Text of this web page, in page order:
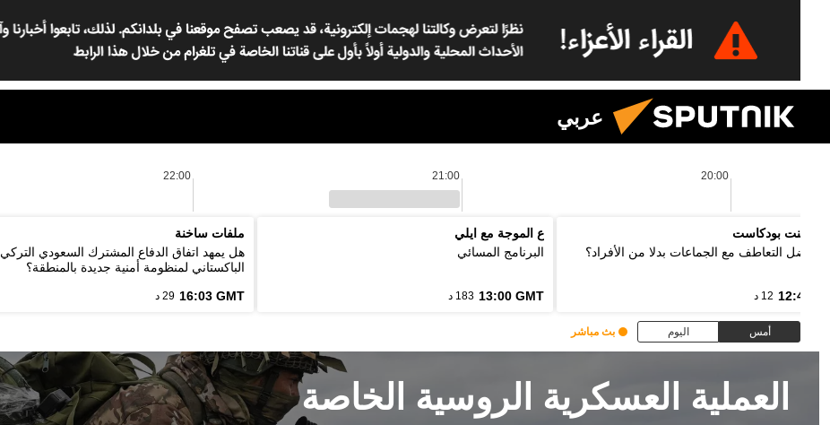
عربي
20:00
21:00
22:00
بوينت بودكاست
نفضل التعاطف مع الجماعات بدلا من الأفراد؟
12:48 12 د
ع الموجة مع ايلي
البرنامج المسائي
13:00 GMT 183 د
ملفات ساخنة
هل يمهد اتفاق الدفاع المشترك السعودي التركي
الباكستاني لمنظومة أمنية جديدة بالمنطقة؟
16:03 GMT 29 د
أمس اليوم بث مباشر
العملية العسكرية الروسية الخاصة